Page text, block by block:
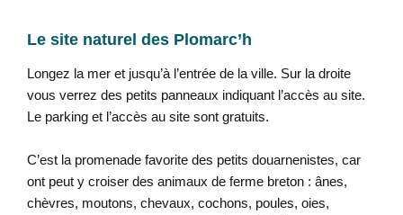
Le site naturel des Plomarc’h
Longez la mer et jusqu’à l’entrée de la ville. Sur la droite
vous verrez des petits panneaux indiquant l’accès au site.
Le parking et l’accès au site sont gratuits.
C’est la promenade favorite des petits douarnenistes, car
ont peut y croiser des animaux de ferme breton : ânes,
chèvres, moutons, chevaux, cochons, poules, oies,